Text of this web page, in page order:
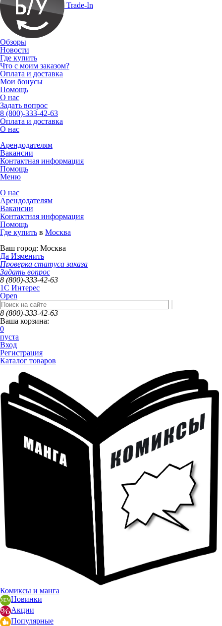
Trade-In
Обзоры
Новости
Где купить
Что с моим заказом?
Оплата и доставка
Мои бонусы
Помощь
О нас
Задать вопрос
8 (800)-333-42-63
Оплата и доставка
О нас
Арендодателям
Вакансии
Контактная информация
Помощь
Меню
О нас
Арендодателям
Вакансии
Контактная информация
Помощь
Где купить в Москва
Ваш город: Москва
Да Изменить
Проверка статуса заказа
Задать вопрос
8 (800)-333-42-63
1C Интерес
Open
8 (800)-333-42-63
Ваша корзина:
0
пуста
Вход
Регистрация
Каталог товаров
Комиксы и манга
Новинки
Акции
Популярные